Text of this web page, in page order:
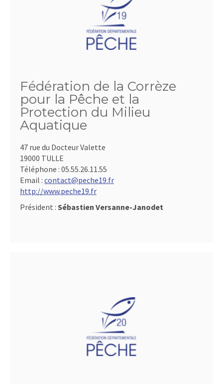
Fédération de la Corrèze
pour la Pêche et la
Protection du Milieu
Aquatique
47 rue du Docteur Valette
19000 TULLE
Téléphone : 05.55.26.11.55
Email : contact@peche19.fr
http://www.peche19.fr
Président : Sébastien Versanne-Janodet